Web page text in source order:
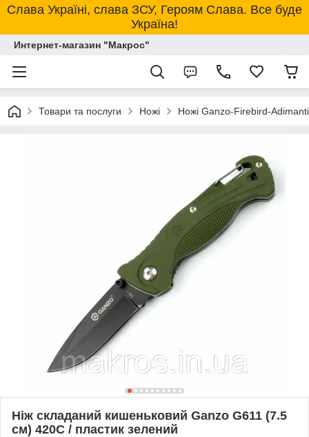
Слава Україні, слава ЗСУ, Героям Слава. Все буде
Україна!
Интернет-магазин "Макрос"
Товари та послуги Ножі Ножі Ganzo-Firebird-Adimanti
Ніж складаний кишеньковий Ganzo G611 (7.5
см) 420C / пластик зелений